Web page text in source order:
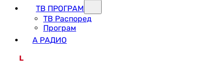
ТВ ПРОГРАМ
ТВ Распоред
Програм
А РАДИО
L